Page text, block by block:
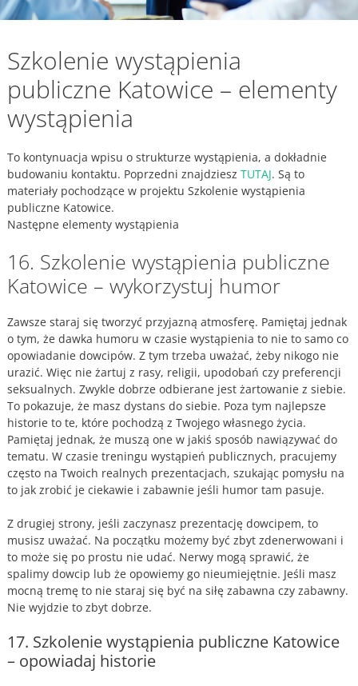
Szkolenie wystąpienia
publiczne Katowice – elementy
wystąpienia
To kontynuacja wpisu o strukturze wystąpienia, a dokładnie
budowaniu kontaktu. Poprzedni znajdziesz TUTAJ. Są to
materiały pochodzące w projektu Szkolenie wystąpienia
publiczne Katowice.
Następne elementy wystąpienia
16. Szkolenie wystąpienia publiczne
Katowice – wykorzystuj humor
Zawsze staraj się tworzyć przyjazną atmosferę. Pamiętaj jednak
o tym, że dawka humoru w czasie wystąpienia to nie to samo co
opowiadanie dowcipów. Z tym trzeba uważać, żeby nikogo nie
urazić. Więc nie żartuj z rasy, religii, upodobań czy preferencji
seksualnych. Zwykle dobrze odbierane jest żartowanie z siebie.
To pokazuje, że masz dystans do siebie. Poza tym najlepsze
historie to te, które pochodzą z Twojego własnego życia.
Pamiętaj jednak, że muszą one w jakiś sposób nawiązywać do
tematu. W czasie treningu wystąpień publicznych, pracujemy
często na Twoich realnych prezentacjach, szukając pomysłu na
to jak zrobić je ciekawie i zabawnie jeśli humor tam pasuje.
Z drugiej strony, jeśli zaczynasz prezentację dowcipem, to
musisz uważać. Na początku możemy być zbyt zdenerwowani i
to może się po prostu nie udać. Nerwy mogą sprawić, że
spalimy dowcip lub że opowiemy go nieumiejętnie. Jeśli masz
mocną tremę to nie staraj się być na siłę zabawna czy zabawny.
Nie wyjdzie to zbyt dobrze.
17. Szkolenie wystąpienia publiczne Katowice
– opowiadaj historie